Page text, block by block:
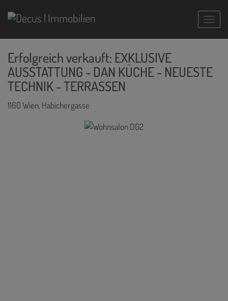
Erfolgreich verkauft: EXKLUSIVE
AUSSTATTUNG - DAN KÜCHE - NEUESTE
TECHNIK - TERRASSEN
1160 Wien, Habichergasse